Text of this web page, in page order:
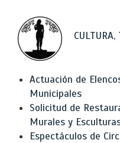
CULTURA,
Actuación de
Municipales
Solicitud de
Murales y
Espectáculos de